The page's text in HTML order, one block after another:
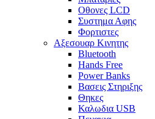
Οθονες LCD
Συστημα Αφης
Φορτιστες
Αξεσουαρ Κινητης
Bluetooth
Hands Free
Power Banks
Βασεις Στηριξης
Θηκες
Καλωδια USB